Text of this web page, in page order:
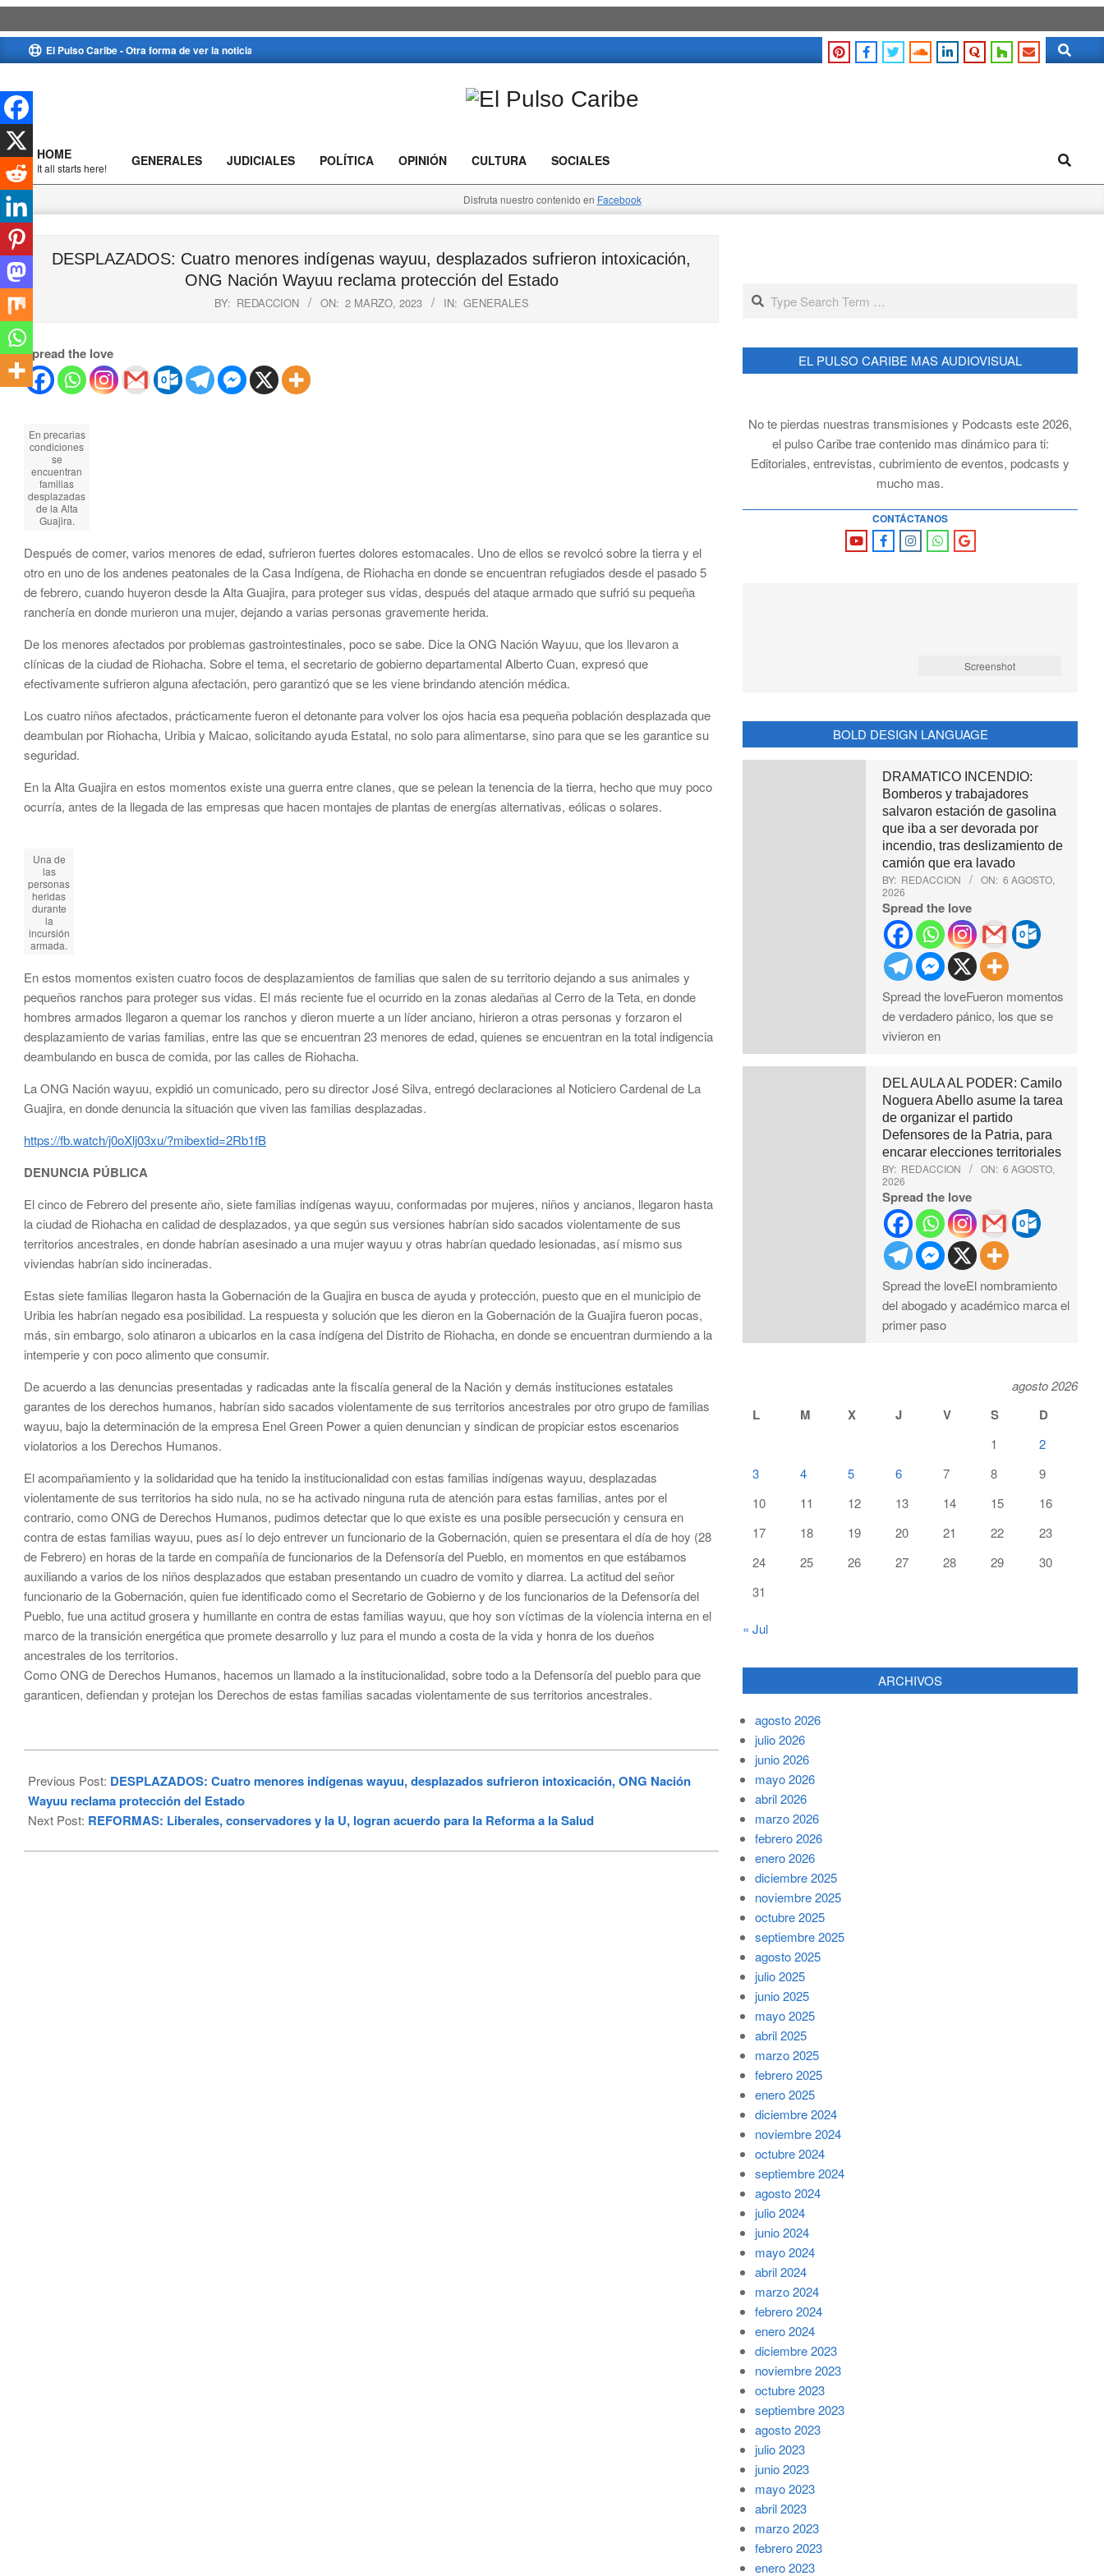
to
El Pulso Caribe - Otra forma de ver la noticia Search
Caribe
Primary
Navigation
Menu
HOME
It all starts here! GENERALES JUDICIALES POLÍTICA OPINIÓN CULTURA SOCIALES Search
Disfruta nuestro contenido en Facebook
DESPLAZADOS: Cuatro menores indígenas wayuu, desplazados sufrieron intoxicación,
ONG Nación Wayuu reclama protección del Estado
BY: REDACCION ON: 2 MARZO, 2023 IN: GENERALES
Spread the love
En precarias
condiciones
se
encuentran
familias
desplazadas
de la Alta
Guajira.
Después de comer, varios menores de edad, sufrieron fuertes dolores estomacales. Uno de ellos se revolcó sobre la tierra y el
otro en uno de los andenes peatonales de la Casa Indígena, de Riohacha en donde se encuentran refugiados desde el pasado 5
de febrero, cuando huyeron desde la Alta Guajira, para proteger sus vidas, después del ataque armado que sufrió su pequeña
ranchería en donde murieron una mujer, dejando a varias personas gravemente herida.
De los menores afectados por problemas gastrointestinales, poco se sabe. Dice la ONG Nación Wayuu, que los llevaron a
clínicas de la ciudad de Riohacha. Sobre el tema, el secretario de gobierno departamental Alberto Cuan, expresó que
efectivamente sufrieron alguna afectación, pero garantizó que se les viene brindando atención médica.
Los cuatro niños afectados, prácticamente fueron el detonante para volver los ojos hacia esa pequeña población desplazada que
deambulan por Riohacha, Uribia y Maicao, solicitando ayuda Estatal, no solo para alimentarse, sino para que se les garantice su
seguridad.
En la Alta Guajira en estos momentos existe una guerra entre clanes, que se pelean la tenencia de la tierra, hecho que muy poco
ocurría, antes de la llegada de las empresas que hacen montajes de plantas de energías alternativas, eólicas o solares.
Una de
las
personas
heridas
durante
la
incursión
armada.
En estos momentos existen cuatro focos de desplazamientos de familias que salen de su territorio dejando a sus animales y
pequeños ranchos para proteger sus vidas. El más reciente fue el ocurrido en la zonas aledañas al Cerro de la Teta, en donde
hombres armados llegaron a quemar los ranchos y dieron muerte a un líder anciano, hirieron a otras personas y forzaron el
desplazamiento de varias familias, entre las que se encuentran 23 menores de edad, quienes se encuentran en la total indigencia
deambulando en busca de comida, por las calles de Riohacha.
La ONG Nación wayuu, expidió un comunicado, pero su director José Silva, entregó declaraciones al Noticiero Cardenal de La
Guajira, en donde denuncia la situación que viven las familias desplazadas.
https://fb.watch/j0oXlj03xu/?mibextid=2Rb1fB
DENUNCIA PÚBLICA
El cinco de Febrero del presente año, siete familias indígenas wayuu, conformadas por mujeres, niños y ancianos, llegaron hasta
la ciudad de Riohacha en calidad de desplazados, ya que según sus versiones habrían sido sacados violentamente de sus
territorios ancestrales, en donde habrían asesinado a una mujer wayuu y otras habrían quedado lesionadas, así mismo sus
viviendas habrían sido incineradas.
Estas siete familias llegaron hasta la Gobernación de la Guajira en busca de ayuda y protección, puesto que en el municipio de
Uribia les habrían negado esa posibilidad. La respuesta y solución que les dieron en la Gobernación de la Guajira fueron pocas,
más, sin embargo, solo atinaron a ubicarlos en la casa indígena del Distrito de Riohacha, en donde se encuentran durmiendo a la
intemperie y con poco alimento que consumir.
De acuerdo a las denuncias presentadas y radicadas ante la fiscalía general de la Nación y demás instituciones estatales
garantes de los derechos humanos, habrían sido sacados violentamente de sus territorios ancestrales por otro grupo de familias
wayuu, bajo la determinación de la empresa Enel Green Power a quien denuncian y sindican de propiciar estos escenarios
violatorios a los Derechos Humanos.
El acompañamiento y la solidaridad que ha tenido la institucionalidad con estas familias indígenas wayuu, desplazadas
violentamente de sus territorios ha sido nula, no se ha activado ninguna ruta de atención para estas familias, antes por el
contrario, como ONG de Derechos Humanos, pudimos detectar que lo que existe es una posible persecución y censura en
contra de estas familias wayuu, pues así lo dejo entrever un funcionario de la Gobernación, quien se presentara el día de hoy (28
de Febrero) en horas de la tarde en compañía de funcionarios de la Defensoría del Pueblo, en momentos en que estábamos
auxiliando a varios de los niños desplazados que estaban presentando un cuadro de vomito y diarrea. La actitud del señor
funcionario de la Gobernación, quien fue identificado como el Secretario de Gobierno y de los funcionarios de la Defensoría del
Pueblo, fue una actitud grosera y humillante en contra de estas familias wayuu, que hoy son víctimas de la violencia interna en el
marco de la transición energética que promete desarrollo y luz para el mundo a costa de la vida y honra de los dueños
ancestrales de los territorios.
Como ONG de Derechos Humanos, hacemos un llamado a la institucionalidad, sobre todo a la Defensoría del pueblo para que
garanticen, defiendan y protejan los Derechos de estas familias sacadas violentamente de sus territorios ancestrales.
03-
02
Previous Post: DESPLAZADOS: Cuatro menores indígenas wayuu, desplazados sufrieron intoxicación, ONG Nación
Wayuu reclama protección del Estado
Next Post: REFORMAS: Liberales, conservadores y la U, logran acuerdo para la Reforma a la Salud
Search
EL PULSO CARIBE MAS AUDIOVISUAL
No te pierdas nuestras transmisiones y Podcasts este 2026,
el pulso Caribe trae contenido mas dinámico para ti:
Editoriales, entrevistas, cubrimiento de eventos, podcasts y
mucho mas.
CONTÁCTANOS
Screenshot
BOLD DESIGN LANGUAGE
DRAMATICO INCENDIO:
Bomberos y trabajadores
salvaron estación de gasolina
que iba a ser devorada por
incendio, tras deslizamiento de
camión que era lavado
BY: REDACCION ON: 6 AGOSTO,
2026
Spread the love
Spread the loveFueron momentos
de verdadero pánico, los que se
vivieron en
DEL AULA AL PODER: Camilo
Noguera Abello asume la tarea
de organizar el partido
Defensores de la Patria, para
encarar elecciones territoriales
BY: REDACCION ON: 6 AGOSTO,
2026
Spread the love
Spread the loveEl nombramiento
del abogado y académico marca el
primer paso
agosto 2026
L M X J V S D
1
2
3
4 5 6 7 8
9
10
11 12 13 14 15
16
17
18 19 20 21 22
23
24
25 26 27 28 29
30
31
« Jul
ARCHIVOS
agosto 2026
julio 2026
junio 2026
mayo 2026
abril 2026
marzo 2026
febrero 2026
enero 2026
diciembre 2025
noviembre 2025
octubre 2025
septiembre 2025
agosto 2025
julio 2025
junio 2025
mayo 2025
abril 2025
marzo 2025
febrero 2025
enero 2025
diciembre 2024
noviembre 2024
octubre 2024
septiembre 2024
agosto 2024
julio 2024
junio 2024
mayo 2024
abril 2024
marzo 2024
febrero 2024
enero 2024
diciembre 2023
noviembre 2023
octubre 2023
septiembre 2023
agosto 2023
julio 2023
junio 2023
mayo 2023
abril 2023
marzo 2023
febrero 2023
enero 2023